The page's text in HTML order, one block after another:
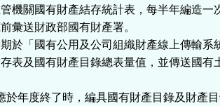
關國有財產結存統計表，每半年編造一
送財政部國有財產署。
「國有公用及公司組織財產線上傳輸系
及國有財產目錄總表量值，並傳送國有
於年度終了時，編具國有財產目錄及財產